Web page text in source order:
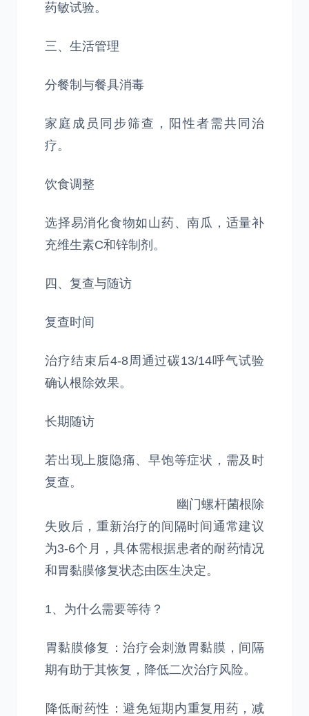
药敏试验。
三、生活管理
‌分餐制与餐具消毒‌
家庭成员同步筛查，阳性者需共同治
疗。
‌饮食调整‌
选择易消化食物如山药、南瓜，适量补
充维生素C和锌制剂。
四、复查与随访
‌复查时间‌
治疗结束后4-8周通过碳13/14呼气试验
确认根除效果。
‌长期随访‌
若出现上腹隐痛、早饱等症状，需及时
复查。
幽门螺杆菌根除
失败后，重新治疗的间隔时间通常建议
为‌3-6个月‌，具体需根据患者的耐药情况
和胃黏膜修复状态由医生决定。
1、为什么需要等待？
‌胃黏膜修复‌：治疗会刺激胃黏膜，间隔
期有助于其恢复，降低二次治疗风险。
‌降低耐药性‌：避免短期内重复用药，减